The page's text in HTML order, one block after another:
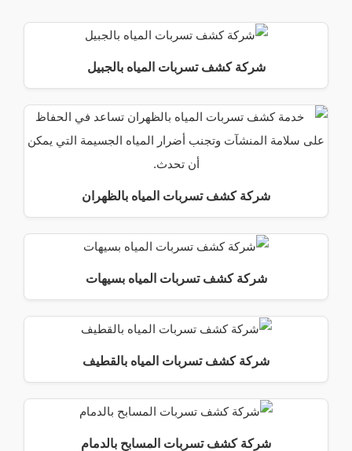
شركة كشف تسربات المياه بالجبيل
شركة كشف تسربات المياه بالظهران
شركة كشف تسربات المياه بسيهات
شركة كشف تسربات المياه بالقطيف
شركة كشف تسربات المسابح بالدمام